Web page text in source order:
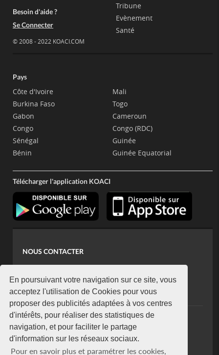
En poursuivant votre navigation sur ce site, vous
acceptez l'utilisation de Cookies pour vous
proposer des publicités adaptées à vos centres
d'intérêts, pour réaliser des statistiques de
navigation, et pour faciliter le partage
d'information sur les réseaux sociaux.
Pour en savoir plus et paramétrer les cookies,
Besoin d'aide ?
Se Connecter
© 2008 - 2022 KOACI.COM
Tribune
Evènement
Santé
Pays
Côte d'Ivoire
Burkina Faso
Gabon
Congo
Sénégal
Bénin
Mali
Togo
Cameroun
Congo (RDC)
Guinée
Guinée Equatorial
Télécharger l'application KOACI
NOUS CONTACTER
koaci@yahoo.fr
+225 07 08 85 52 93
NEWSLETTER
Restez connecté via notre newsletter
S'abonner